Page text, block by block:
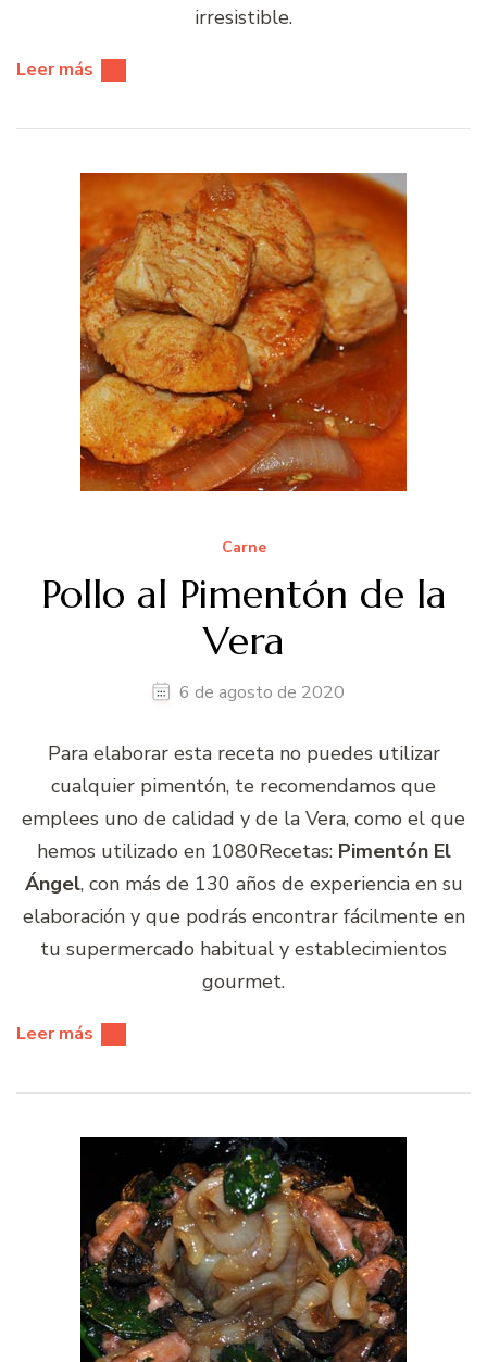
irresistible.
Leer más
Carne
Pollo al Pimentón de la
Vera
6 de agosto de 2020
Para elaborar esta receta no puedes utilizar
cualquier pimentón, te recomendamos que
emplees uno de calidad y de la Vera, como el que
hemos utilizado en 1080Recetas: Pimentón El
Ángel, con más de 130 años de experiencia en su
elaboración y que podrás encontrar fácilmente en
tu supermercado habitual y establecimientos
gourmet.
Leer más